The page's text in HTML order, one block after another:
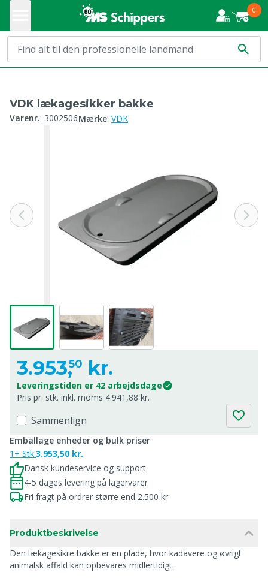
0
VDK lækagesikker bakke
Varenr.: 3002506Mærke: VDK
3.953,50 kr.
Leveringstiden er 42 arbejdsdage
Pris pr. stk. inkl. moms 4.941,88 kr.
Sammenlign
Emballage enheder og bulk priser
1+ Stk.3.953,50 kr.
Dansk kundeservice og support
4-5 dages levering på lagervarer
Fri fragt på ordrer større end 2.500 kr
Produktbeskrivelse
Den lækagesikre bakke er en plade, hvor kadavere og øvrigt
animalsk affald kan opbevares midlertidigt.